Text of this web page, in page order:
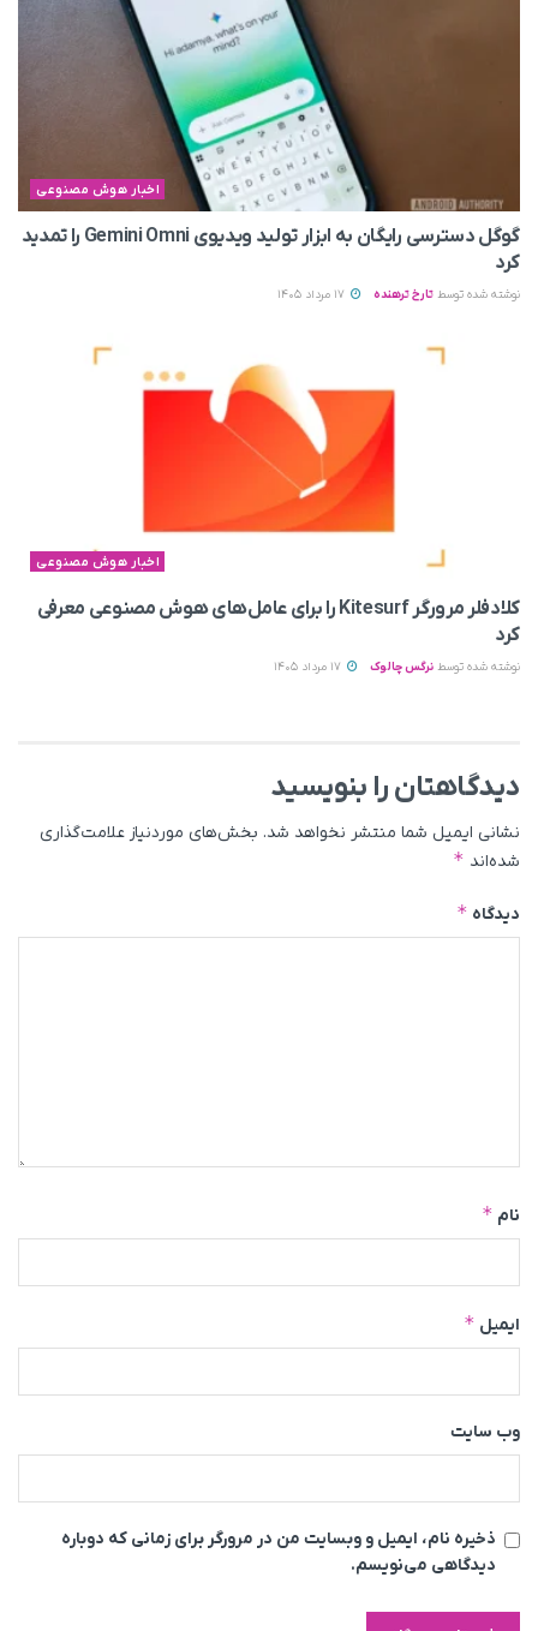
اخبار هوش مصنوعی
گوگل دسترسی رایگان به ابزار تولید ویدیوی Gemini Omni را تمدید
کرد
نوشته شده توسط تارخ ترهنده
اخبار هوش مصنوعی
کلادفلر مرورگر Kitesurf را برای عامل‌های هوش مصنوعی معرفی
کرد
نوشته شده توسط نرگس چالوک
دیدگاهتان را بنویسید
نشانی ایمیل شما منتشر نخواهد شد. بخش‌های موردنیاز علامت‌گذاری
شده‌اند *
دیدگاه *
نام *
ایمیل *
وب‌ سایت
ذخیره نام، ایمیل و وبسایت من در مرورگر برای زمانی که دوباره
دیدگاهی می‌نویسم.